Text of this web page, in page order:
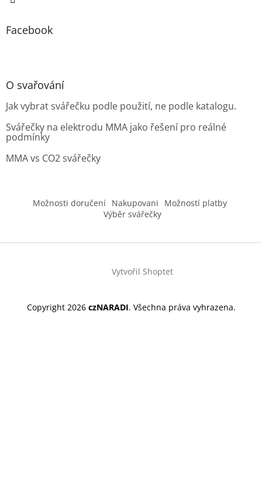
Facebook
O svařování
Jak vybrat svářečku podle použití, ne podle katalogu.
Svářečky na elektrodu MMA jako řešení pro reálné
podmínky
MMA vs CO2 svářečky
Možnosti doručení Nakupovani
Možností platby
Výběr svářečky
Vytvořil Shoptet
Copyright 2026 czNARADI. Všechna práva vyhrazena.